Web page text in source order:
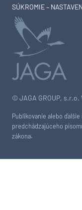
© JAGA GROUP,
Publikovanie alebo
predchádzajúceho
zákona.
SÚKROMIE –